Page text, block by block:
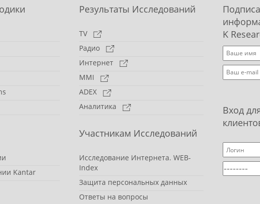
Kantar
Результаты Исследований
TV
Радио
Интернет
MMI
ADEX
Аналитика
Участникам Исследований
Исследование Интернета. WEB-
Index
Защита персональных данных
Ответы на вопросы
K
Вход